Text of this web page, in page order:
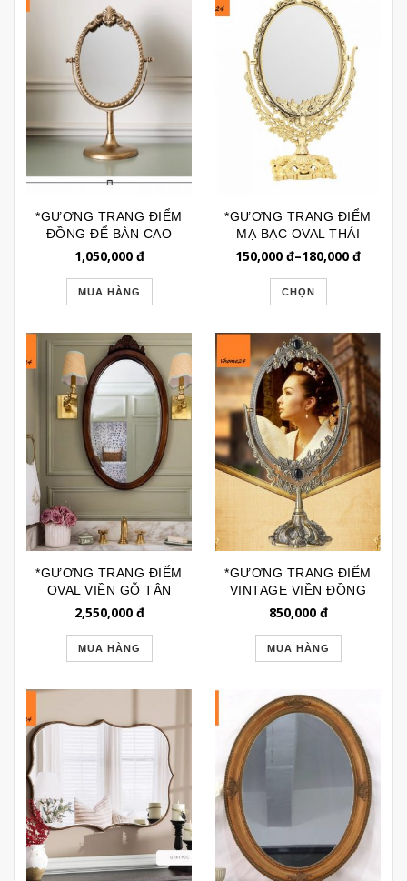
*GƯƠNG TRANG ĐIỂM
ĐỒNG ĐỂ BÀN CAO
CẤP GTD263
1,050,000đ
MUA HÀNG
*GƯƠNG TRANG ĐIỂM
MẠ BẠC OVAL THÁI
LAN GTD095
150,000 đ–180,000 đ
CHỌN
*GƯƠNG TRANG ĐIỂM
OVAL VIỀN GỖ TÂN
CỔ ĐIỂN GTR268G
2,550,000đ
MUA HÀNG
*GƯƠNG TRANG ĐIỂM
VINTAGE VIỀN ĐỒNG
SIZE LỚN GTD155L
850,000đ
MUA HÀNG